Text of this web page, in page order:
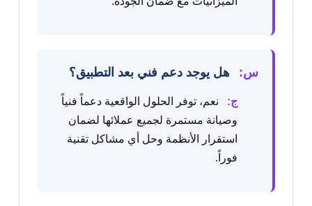
س: هل يوجد دعم فني بعد التطبيق؟
ج:
نعم، توفر الحلول الواقعية دعماً فنياً
وصيانة مستمرة لجميع عملائها لضمان
استقرار الأنظمة وحل أي مشاكل تقنية
فوراً.